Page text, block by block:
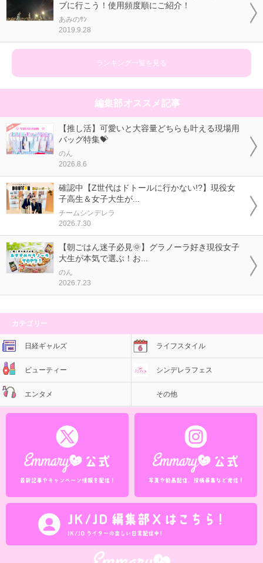
ブに行こう！使用頻度順にご紹介！
あみのｻﾝ
2019.9.28
ランキング一覧を見る
編集部オススメ記事
【推し活】可愛いと大容量どちらも叶える現場用
バッグ特集💝
のん
2026.8.6
確認中【Z世代はドトールに行かない!?】現役女
子高生＆女子大生が...
チームシンデレラ
2026.7.30
【朝ごはん迷子必見🌞】グラノーラ好き現役女子
大生が本気で選ぶ！お...
のん
2026.7.23
カテゴリー
日経ギャルズ ライフスタイル
ビューティー シンデレラフェス
エンタメ その他